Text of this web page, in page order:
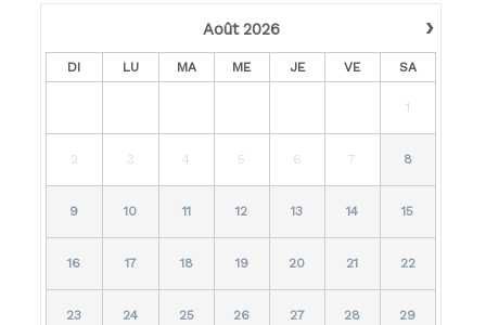
›
Août 2026
DI LU MA ME JE VE SA
1
2 3 4 5 6 7 8
9 10 11 12 13 14 15
16 17 18 19 20 21 22
23 24 25 26 27 28 29